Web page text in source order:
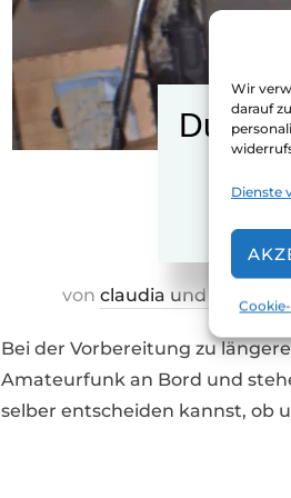
Wir
darauf
Dienste
von claudia und jürgen
Bei der Vorbereitung zu
Amateurfunk an Bord und
selber entscheiden kannst, ob
Du